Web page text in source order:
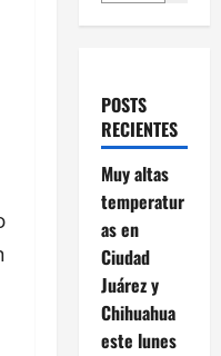
POSTS
RECIENTES
Muy altas
temperatur
as en
Ciudad
Juárez y
Chihuahua
este lunes